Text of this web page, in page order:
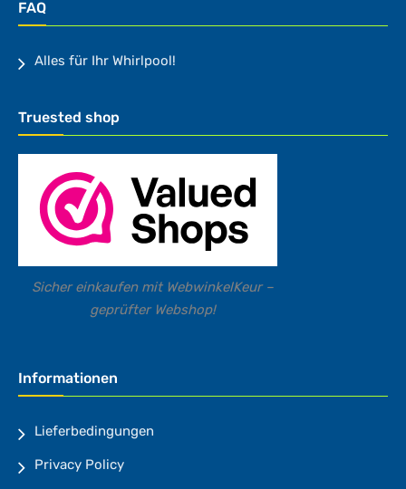
FAQ
Alles für Ihr Whirlpool!
Truested shop
Sicher einkaufen mit WebwinkelKeur –
geprüfter Webshop!
Informationen
Lieferbedingungen
Privacy Policy